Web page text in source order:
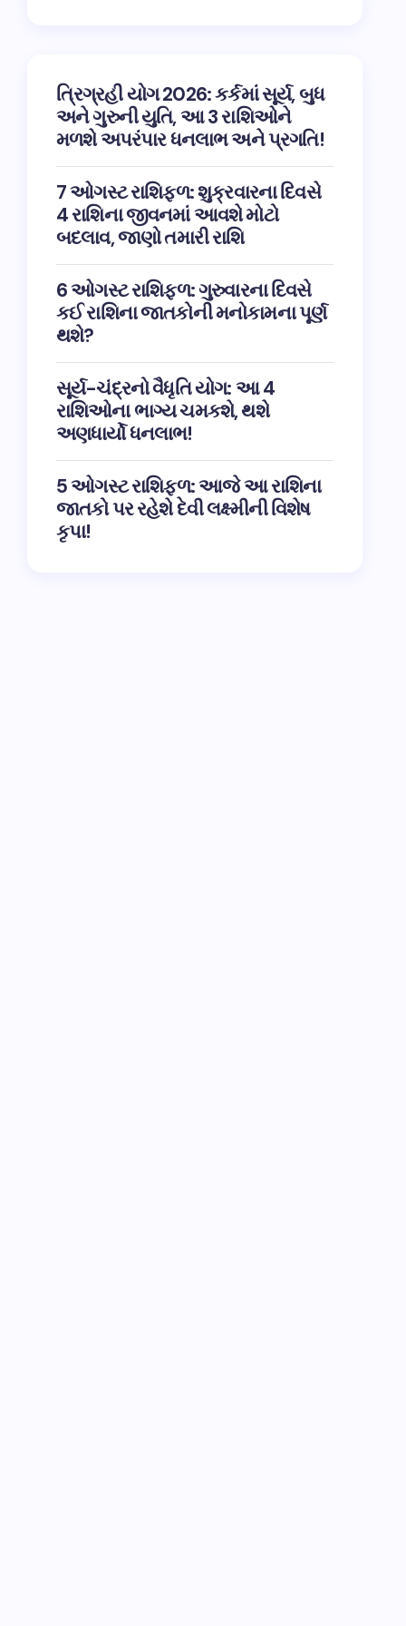
ત્રિગ્રહી યોગ 2026: કર્કમાં સૂર્ય, બુધ
અને ગુરુની યુતિ, આ 3 રાશિઓને
મળશે અપરંપાર ધનલાભ અને પ્રગતિ!
7 ઓગસ્ટ રાશિફળ: શુક્રવારના દિવસે
4 રાશિના જીવનમાં આવશે મોટો
બદલાવ, જાણો તમારી રાશિ
6 ઓગસ્ટ રાશિફળ: ગુરુવારના દિવસે
કઈ રાશિના જાતકોની મનોકામના પૂર્ણ
થશે?
સૂર્ય-ચંદ્રનો વૈધૃતિ યોગ: આ 4
રાશિઓના ભાગ્ય ચમકશે, થશે
અણધાર્યો ધનલાભ!
5 ઓગસ્ટ રાશિફળ: આજે આ રાશિના
જાતકો પર રહેશે દેવી લક્ષ્મીની વિશેષ
કૃપા!